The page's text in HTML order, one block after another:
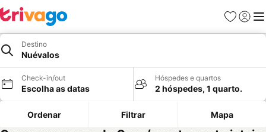
Favoritos
Iniciar
Destino
Nuévalos
Check-in/out
Escolha as datas
Hóspedes e quartos
2 hóspedes, 1 quarto.
Ordenar Filtrar Mapa